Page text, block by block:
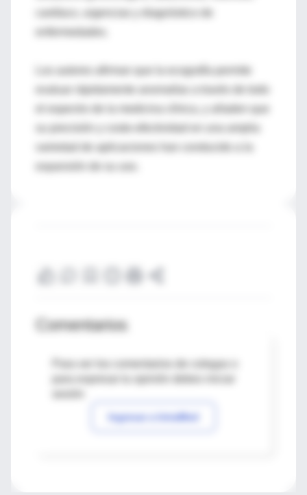
cardíaco, urgencias y diagnóstico de
Los autores afirman que la ecografía permite
variedad de aplicaciones han conducido a la
Comentarios
Para ver los comentarios de colegas o
Ingresar a IntraMed